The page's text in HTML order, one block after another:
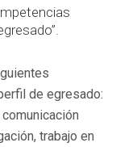
.
de egresado:
trabajo en